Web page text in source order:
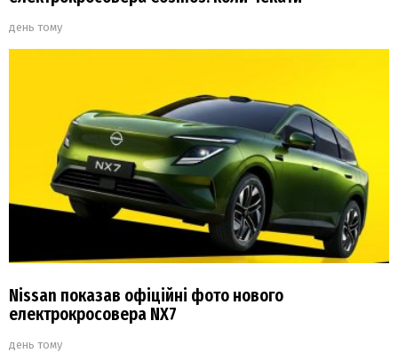
день тому
Nissan показав офіційні фото нового
електрокросовера NX7
день тому